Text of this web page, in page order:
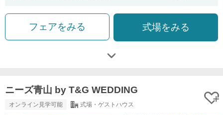
フェアをみる 式場をみる
ニーズ青山 by T&G WEDDING
オンライン見学可能 式場・ゲストハウス